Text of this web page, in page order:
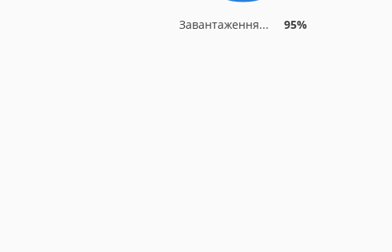
Завантаження... 95%